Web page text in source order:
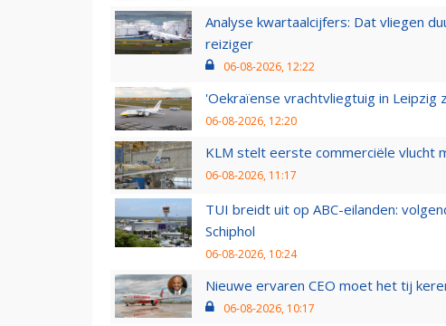
Analyse kwartaalcijfers: Dat vliegen
reiziger
06-08-2026, 12:22
'Oekraïense vrachtvliegtuig in Leipzig
06-08-2026, 12:20
KLM stelt eerste commerciële vlucht
06-08-2026, 11:17
TUI breidt uit op ABC-eilanden:
Schiphol
06-08-2026, 10:24
Nieuwe ervaren CEO moet het tij
06-08-2026, 10:17